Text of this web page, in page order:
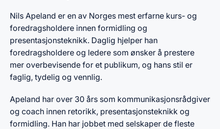
Nils Apeland er en av Norges mest erfarne kurs- og
foredragsholdere innen formidling og
presentasjonsteknikk. Daglig hjelper han
foredragsholdere og ledere som ønsker å prestere
mer overbevisende for et publikum, og hans stil er
faglig, tydelig og vennlig.
Apeland har over 30 års som kommunikasjonsrådgiver
og coach innen retorikk, presentasjonsteknikk og
formidling. Han har jobbet med selskaper de fleste